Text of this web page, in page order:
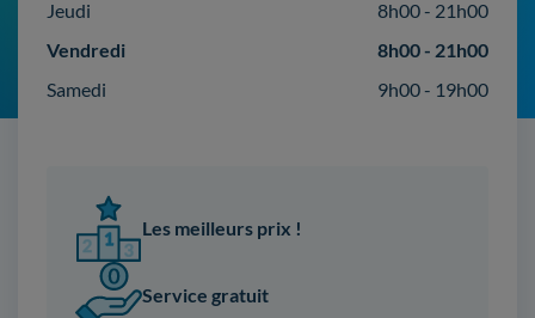
Jeudi
8h00 - 21h00
Vendredi
8h00 - 21h00
Samedi
9h00 - 19h00
Les meilleurs prix !
Service gratuit